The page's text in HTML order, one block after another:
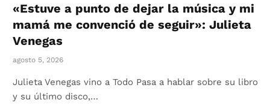
«Estuve a punto de dejar la música y mi
mamá me convenció de seguir»: Julieta
Venegas
agosto 5, 2026
Julieta Venegas vino a Todo Pasa a hablar sobre su libro
y su último disco,…